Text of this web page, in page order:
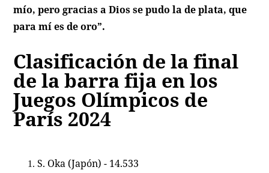
mío, pero gracias a Dios se pudo la de plata, que
para mí es de oro”.
Clasificación de la final
de la barra fija en los
Juegos Olímpicos de
París 2024
S. Oka (Japón) - 14.533